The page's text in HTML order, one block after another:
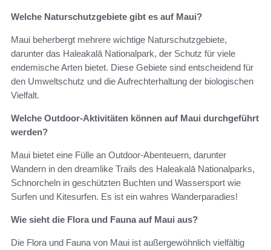
Welche Naturschutzgebiete gibt es auf Maui?
Maui beherbergt mehrere wichtige Naturschutzgebiete,
darunter das Haleakalā Nationalpark, der Schutz für viele
endemische Arten bietet. Diese Gebiete sind entscheidend für
den Umweltschutz und die Aufrechterhaltung der biologischen
Vielfalt.
Welche Outdoor-Aktivitäten können auf Maui durchgeführt
werden?
Maui bietet eine Fülle an Outdoor-Abenteuern, darunter
Wandern in den dreamlike Trails des Haleakalā Nationalparks,
Schnorcheln in geschützten Buchten und Wassersport wie
Surfen und Kitesurfen. Es ist ein wahres Wanderparadies!
Wie sieht die Flora und Fauna auf Maui aus?
Die Flora und Fauna von Maui ist außergewöhnlich vielfältig